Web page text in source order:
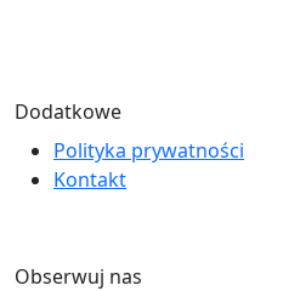
Dodatkowe
Polityka prywatności
Kontakt
Obserwuj nas